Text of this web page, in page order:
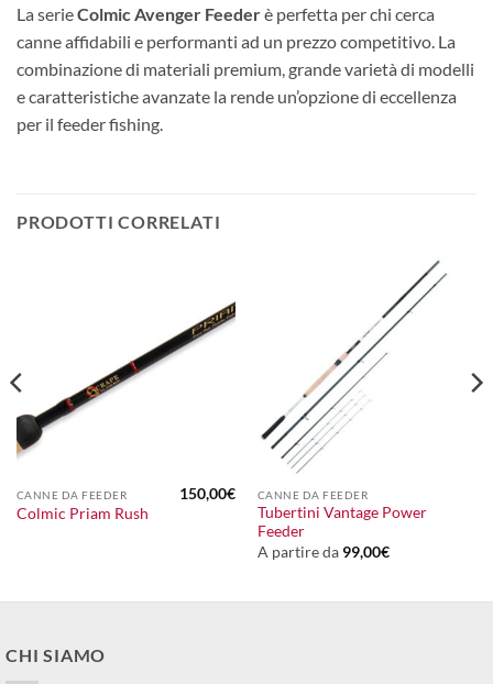
La serieColmic Avenger Feederè perfetta per chi cerca
canne affidabili e performanti ad un prezzo competitivo. La
combinazione di materiali premium, grande varietà di modelli
e caratteristiche avanzate la rende un’opzione di eccellenza
per il feeder fishing.
PRODOTTI CORRELATI
CANNE DA FEEDER
Colmic Priam Rush
150,00€ CANNE DA FEEDER
Tubertini Vantage Power
Feeder
A partire da 99,00€
CHI SIAMO